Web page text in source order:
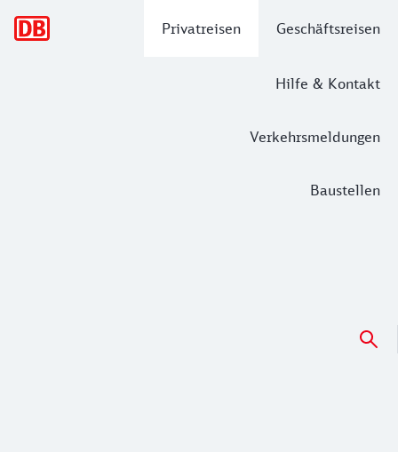
Privatreisen Geschäftsreisen
Hilfe & Kontakt
Verkehrsmeldungen
Baustellen